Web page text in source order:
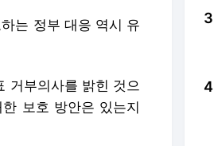
는 정부 대응 역시 유
거부의사를 밝힌 것으
보호 방안은 있는지
3
4